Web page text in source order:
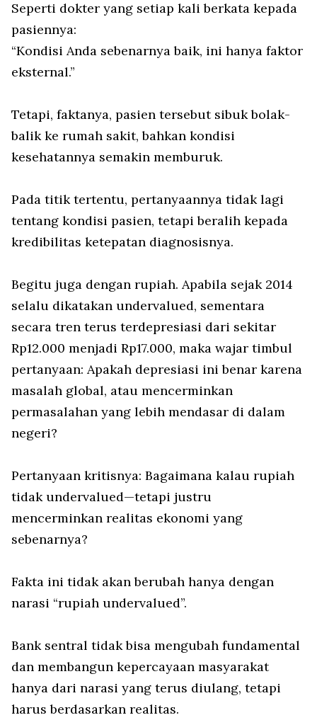
Seperti dokter yang setiap kali berkata kepada
pasiennya:
“Kondisi Anda sebenarnya baik, ini hanya faktor
eksternal.”
Tetapi, faktanya, pasien tersebut sibuk bolak-
balik ke rumah sakit, bahkan kondisi
kesehatannya semakin memburuk.
Pada titik tertentu, pertanyaannya tidak lagi
tentang kondisi pasien, tetapi beralih kepada
kredibilitas ketepatan diagnosisnya.
Begitu juga dengan rupiah. Apabila sejak 2014
selalu dikatakan undervalued, sementara
secara tren terus terdepresiasi dari sekitar
Rp12.000 menjadi Rp17.000, maka wajar timbul
pertanyaan: Apakah depresiasi ini benar karena
masalah global, atau mencerminkan
permasalahan yang lebih mendasar di dalam
negeri?
Pertanyaan kritisnya: Bagaimana kalau rupiah
tidak undervalued—tetapi justru
mencerminkan realitas ekonomi yang
sebenarnya?
Fakta ini tidak akan berubah hanya dengan
narasi “rupiah undervalued”.
Bank sentral tidak bisa mengubah fundamental
dan membangun kepercayaan masyarakat
hanya dari narasi yang terus diulang, tetapi
harus berdasarkan realitas.